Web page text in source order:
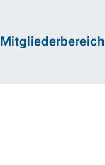
Mitgliederbereich